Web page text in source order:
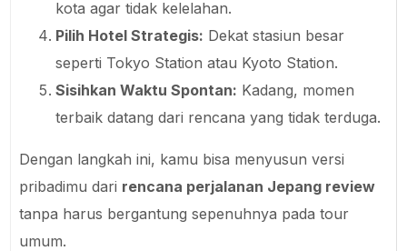
kota agar tidak kelelahan.
Pilih Hotel Strategis: Dekat stasiun besar
seperti Tokyo Station atau Kyoto Station.
Sisihkan Waktu Spontan: Kadang, momen
terbaik datang dari rencana yang tidak terduga.
Dengan langkah ini, kamu bisa menyusun versi
pribadimu dari rencana perjalanan Jepang review
tanpa harus bergantung sepenuhnya pada tour
umum.